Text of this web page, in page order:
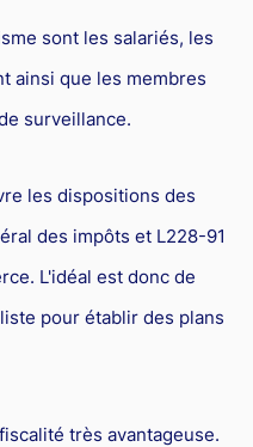
sont les salariés, les
ainsi que les membres
surveillance.
les dispositions des
des impôts et L228-91
L'idéal est donc de
pour établir des plans
très avantageuse.